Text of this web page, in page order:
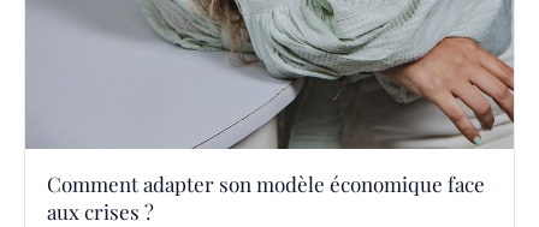
Comment adapter son modèle économique face
aux crises ?